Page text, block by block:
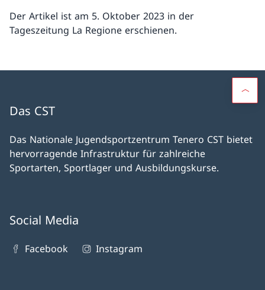
Der Artikel ist am 5. Oktober 2023 in der
Tageszeitung La Regione erschienen.
Das CST
Das Nationale Jugendsportzentrum Tenero CST bietet
hervorragende Infrastruktur für zahlreiche
Sportarten, Sportlager und Ausbildungskurse.
Social Media
Facebook Instagram